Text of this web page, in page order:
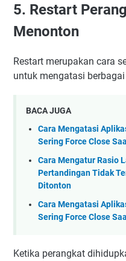
5. Restart
Menonton
Restart merupakan cara
untuk mengatasi
BACA JUGA
Cara Mengatasi
Sering Force Close
Cara Mengatur Rasio
Pertandingan Tidak
Ditonton
Cara Mengatasi
Sering Force Close
Ketika perangkat